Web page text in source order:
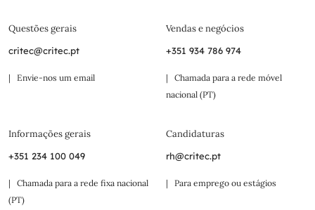
Questões gerais
critec@critec.pt
| Envie-nos um email
Vendas e negócios
+351 934 786 974
| Chamada para a rede móvel
nacional (PT)
Informações gerais
+351 234 100 049
| Chamada para a rede fixa nacional
(PT)
Candidaturas
rh@critec.pt
| Para emprego ou estágios